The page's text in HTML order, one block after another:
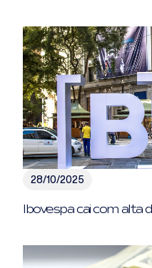
28/10/2025
Ibovespa cai com alta